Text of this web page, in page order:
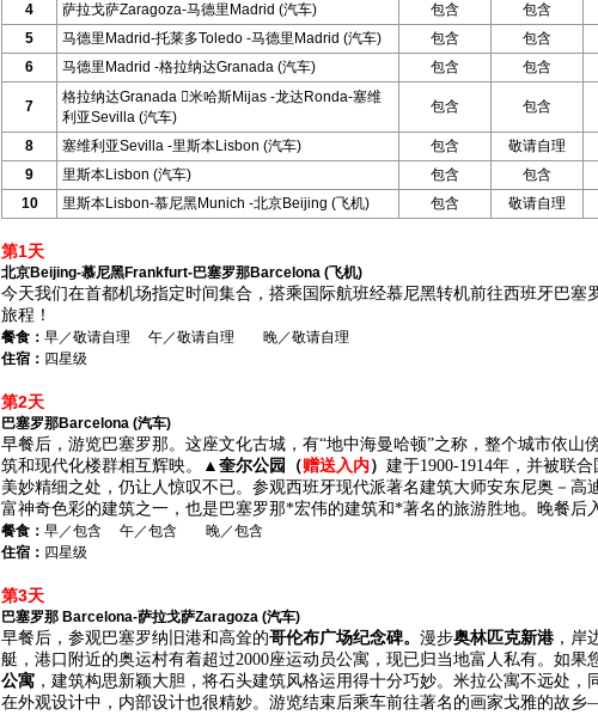
4
萨拉戈萨Zaragoza-马德里Madrid (汽车) 包含 包含
5
马德里Madrid-托莱多Toledo -马德里Madrid (汽车) 包含 包含
6
马德里Madrid -格拉纳达Granada (汽车) 包含 包含
7
格拉纳达Granada 米哈斯Mijas -龙达Ronda-塞维
利亚Sevilla (汽车)
包含 包含
8 塞维利亚Sevilla -里斯本Lisbon (汽车) 包含 敬请自理
9
里斯本Lisbon (汽车) 包含 包含
10
里斯本Lisbon-慕尼黑Munich -北京Beijing (飞机) 包含 敬请自理
第1天
北京Beijing-慕尼黑Frankfurt-巴塞罗那Barcelona (飞机)
今天我们在首都机场指定时间集合，搭乘国际航班经慕尼黑转机前往西班牙巴塞
旅程 ！
餐食：早／敬请自理 午／敬请自理 晚／敬请自理
住宿： 四星级
第2天
巴塞罗那Barcelona (汽车)
早餐后，游览巴塞罗那。这座文化古城，有“地中海曼哈顿”之称，整个城市依山
筑和现代化楼群相互辉映。
▲奎尔公园 （赠送入内）建于1900-1914年，并被联
美妙精细之处，仍让人惊叹不已。参观西班牙现代派著名建筑大师安东尼奥－高
富神奇色彩的建筑之一，也是巴塞罗那*宏伟的建筑和*著名的旅游胜地。晚餐后
餐食：早／包含 午／包含 晚／包含
住宿： 四星级
第3天
巴塞罗那 Barcelona-萨拉戈萨Zaragoza (汽车)
早餐后，参观巴塞罗纳旧港和高耸的哥伦布广场纪念碑。漫步奥林匹克新港 ，岸
艇，港口附近的奥运村有着超过2000座运动员公寓，现已归当地富人私有。如
公寓 ，建筑构思新颖大胆，将石头建筑风格运用得十分巧妙。米拉公寓不远处，
在外观设计中，内部设计也很精妙。游览结束后乘车前往著名的画家戈雅的故乡